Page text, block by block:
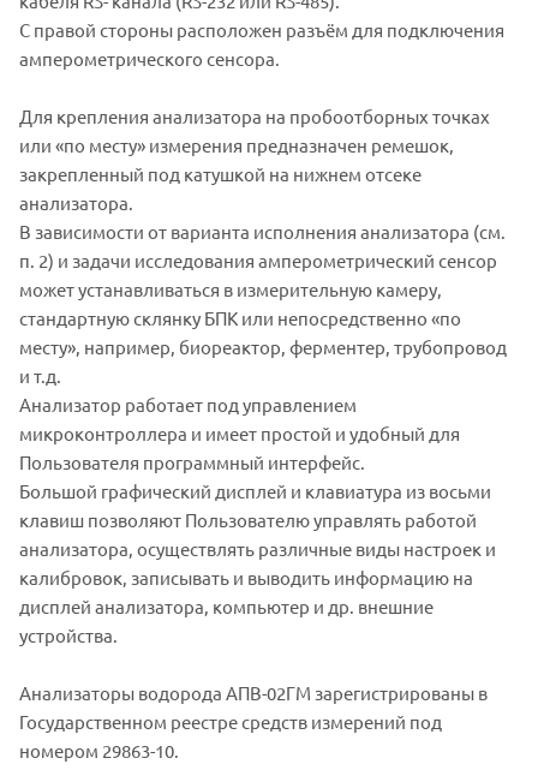
С правой стороны расположен разъём для подключения
амперометрического сенсора.
Для крепления анализатора на пробоотборных точках
или «по месту» измерения предназначен ремешок,
закрепленный под катушкой на нижнем отсеке
анализатора.
В зависимости от варианта исполнения анализатора (см.
п. 2) и задачи исследования амперометрический сенсор
может устанавливаться в измерительную камеру,
стандартную склянку БПК или непосредственно «по
месту», например, биореактор, ферментер, трубопровод
и т.д.
Анализатор работает под управлением
микроконтроллера и имеет простой и удобный для
Пользователя программный интерфейс.
Большой графический дисплей и клавиатура из восьми
клавиш позволяют Пользователю управлять работой
анализатора, осуществлять различные виды настроек и
калибровок, записывать и выводить информацию на
дисплей анализатора, компьютер и др. внешние
устройства.
Анализаторы водорода АПВ-02ГМ зарегистрированы в
Государственном реестре средств измерений под
номером 29863-10.